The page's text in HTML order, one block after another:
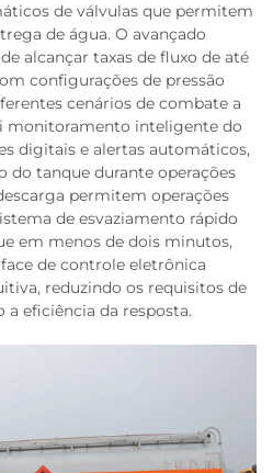
de válvulas que permitem
de água. O avançado
alcançar taxas de fluxo de até
configurações de pressão
cenários de combate a
monitoramento inteligente do
digitais e alertas automáticos,
do tanque durante operações
permitem operações
de esvaziamento rápido
em menos de dois minutos,
de controle eletrônica
reduzindo os requisitos de
eficiência da resposta.